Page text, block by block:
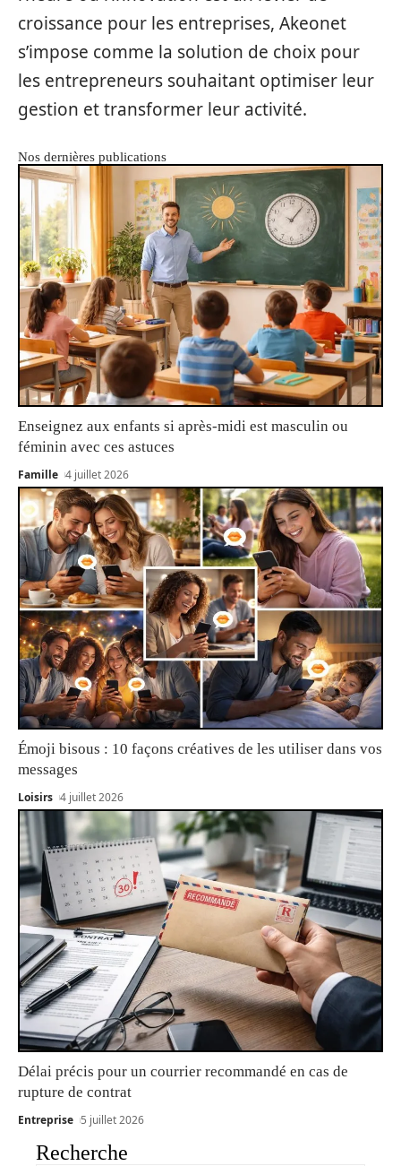
croissance pour les entreprises, Akeonet
s’impose comme la solution de choix pour
les entrepreneurs souhaitant optimiser leur
gestion et transformer leur activité.
Nos dernières publications
Enseignez aux enfants si après-midi est masculin ou
féminin avec ces astuces
Famille 4 juillet 2026
Émoji bisous : 10 façons créatives de les utiliser dans vos
messages
Loisirs 4 juillet 2026
Délai précis pour un courrier recommandé en cas de
rupture de contrat
Entreprise 5 juillet 2026
Recherche